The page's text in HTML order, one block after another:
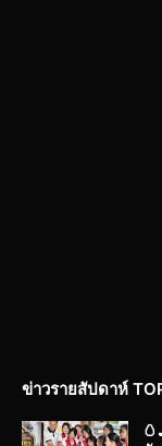
ข่าวรายสัปดาห์